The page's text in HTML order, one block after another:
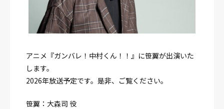
アニメ『ガンバレ！中村くん！！』に笹翼が出演いた
します。
2026年放送予定です。是非、ご覧ください。
笹翼：大森司 役